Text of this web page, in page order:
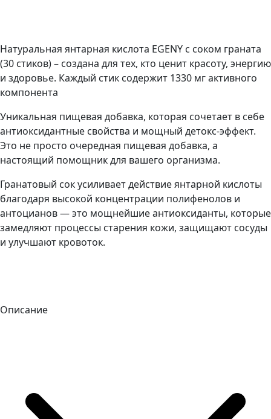
Натуральная янтарная кислота EGENY с соком граната
(30 стиков) – создана для тех, кто ценит красоту, энергию
и здоровье. Каждый стик содержит 1330 мг активного
компонента
Уникальная пищевая добавка, которая сочетает в себе
антиоксидантные свойства и мощный детокс-эффект.
Это не просто очередная пищевая добавка, а
настоящий помощник для вашего организма.
Гранатовый сок усиливает действие янтарной кислоты
благодаря высокой концентрации полифенолов и
антоцианов — это мощнейшие антиоксиданты, которые
замедляют процессы старения кожи, защищают сосуды
и улучшают кровоток.
Описание